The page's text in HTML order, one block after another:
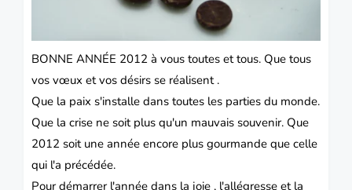
BONNE ANNÉE 2012 à vous toutes et tous. Que tous
vos vœux et vos désirs se réalisent .
Que la paix s'installe dans toutes les parties du monde.
Que la crise ne soit plus qu'un mauvais souvenir. Que
2012 soit une année encore plus gourmande que celle
qui l'a précédée.
Pour démarrer l'année dans la joie , l'allégresse et la